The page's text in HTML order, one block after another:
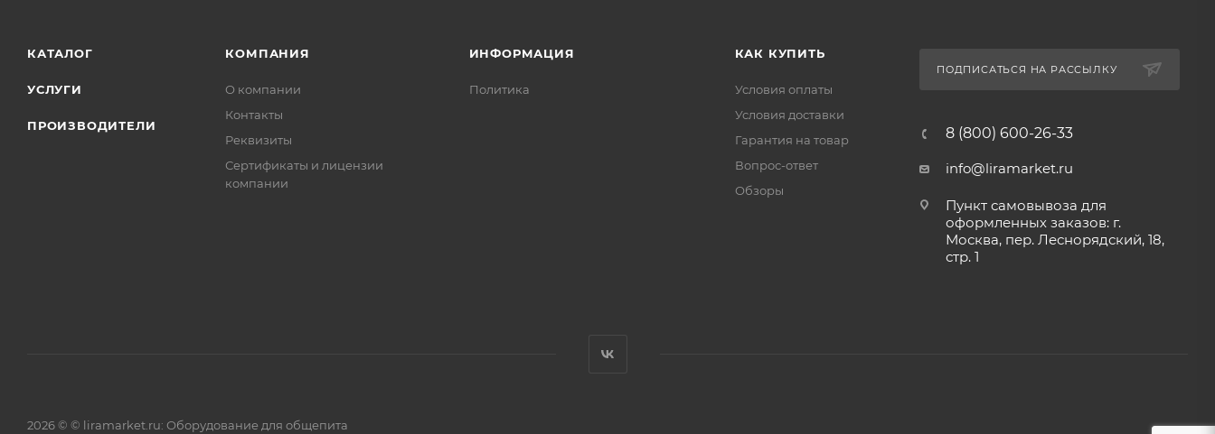
КАТАЛОГ
УСЛУГИ
ПРОИЗВОДИТЕЛИ
КОМПАНИЯ
О компании
Контакты
Реквизиты
Сертификаты и лицензии
компании
ИНФОРМАЦИЯ
Политика
КАК КУПИТЬ
Условия оплаты
Условия доставки
Гарантия на товар
Вопрос-ответ
Обзоры
ПОДПИСАТЬСЯ НА РАССЫЛКУ
8 (800) 600-26-33
info@liramarket.ru
Пункт самовывоза для
оформленных заказов: г.
Москва, пер. Леснорядский, 18,
стр. 1
2026 © © liramarket.ru: Оборудование для общепита